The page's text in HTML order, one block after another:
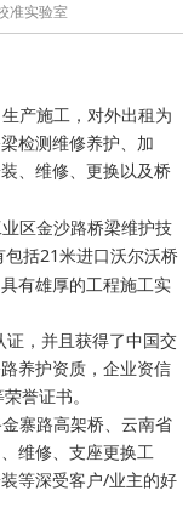
准实验室
产施工，对外出租为
检测维修养护、加
、维修、更换以及桥
区金沙路桥梁维护技
包括21米进口沃尔沃桥
有雄厚的工程施工实
，并且获得了中国交
养护资质，企业资信
誉证书。
寨路高架桥、云南省
维修、支座更换工
等深受客户/业主的好